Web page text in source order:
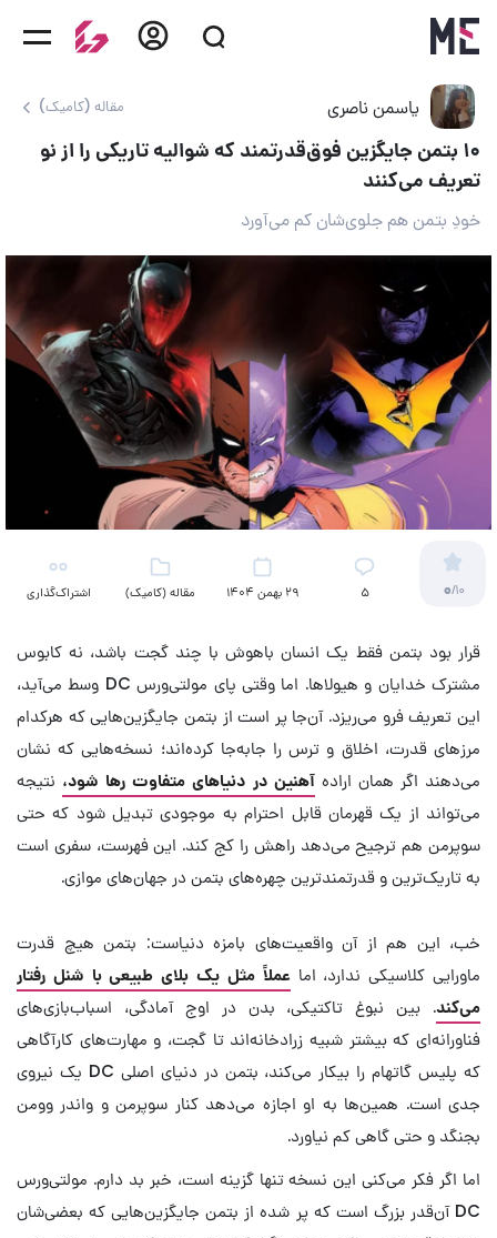
یاسمن ناصری مقاله (کامیک)
۱۰ بتمن جایگزین فوق‌قدرتمند که شوالیه تاریکی را از نو
تعریف می‌کنند
خودِ بتمن هم جلوی‌شان کم می‌آورد
0/10
5 29 بهمن 1404 مقاله (کامیک) اشتراک‌گذاری
قرار بود بتمن فقط یک انسان باهوش با چند گجت باشد، نه کابوس
مشترک خدایان و هیولاها. اما وقتی پای مولتی‌ورس DC وسط می‌آید،
این تعریف فرو می‌ریزد. آن‌جا پر است از بتمن جایگزین‌هایی که هرکدام
مرزهای قدرت، اخلاق و ترس را جابه‌جا کرده‌اند؛ نسخه‌هایی که نشان
می‌دهند اگر همان ارادهآهنین در دنیاهای متفاوت رها شود، نتیجه
می‌تواند از یک قهرمان قابل احترام به موجودی تبدیل شود که حتی
سوپرمن هم ترجیح می‌دهد راهش را کج کند. این فهرست، سفری است
به تاریک‌ترین و قدرتمندترین چهره‌های بتمن در جهان‌های موازی.
خب، این هم از آن واقعیت‌های بامزه دنیاست: بتمن هیچ قدرت
ماورایی کلاسیکی ندارد، اماعملاً مثل یک بلای طبیعی با شنل رفتار
می‌کند. بین نبوغ تاکتیکی، بدن در اوج آمادگی، اسباب‌بازی‌های
فناورانه‌ای که بیشتر شبیه زرادخانه‌اند تا گجت، و مهارت‌های کارآگاهی
که پلیس گاتهام را بیکار می‌کند، بتمن در دنیای اصلی DC یک نیروی
جدی است. همین‌ها به او اجازه می‌دهد کنار سوپرمن و واندر وومن
بجنگد و حتی گاهی کم نیاورد.
اما اگر فکر می‌کنی این نسخه تنها گزینه است، خبر بد دارم. مولتی‌ورس
DC آن‌قدر بزرگ است که پر شده از بتمن جایگزین‌هایی که بعضی‌شان